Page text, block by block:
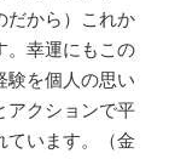
だから）これか
。幸運にもこの
験を個人の思い
アクションで平
ています。（金